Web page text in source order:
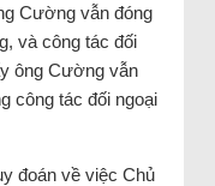
Cường vẫn đóng
và công tác đối
ông Cường vẫn
công tác đối ngoại
đoán về việc Chủ